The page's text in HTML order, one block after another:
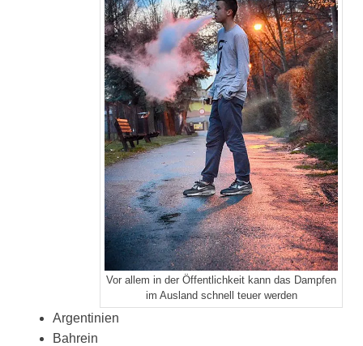
Vor allem in der Öffentlichkeit kann das Dampfen
im Ausland schnell teuer werden
Argentinien
Bahrein